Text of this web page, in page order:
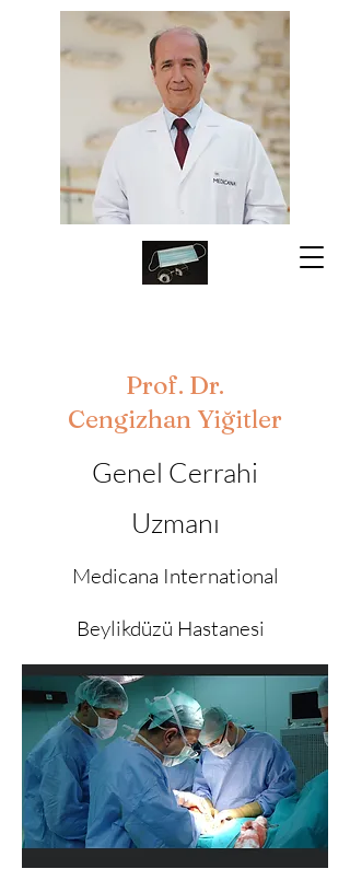
Genel Cerrahi
Uzmanı
Medicana International
Beylikdüzü Hastanesi
Prof. Dr.
Cengizhan Yiğitler